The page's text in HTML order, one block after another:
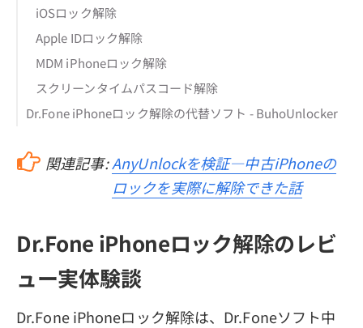
iOSロック解除
Apple IDロック解除
MDM iPhoneロック解除
スクリーンタイムパスコード解除
Dr.Fone iPhoneロック解除の代替ソフト - BuhoUnlocker
関連記事: AnyUnlockを検証—中古iPhoneの
ロックを実際に解除できた話
Dr.Fone iPhoneロック解除のレビ
ュー実体験談
Dr.Fone iPhoneロック解除は、Dr.Foneソフト中